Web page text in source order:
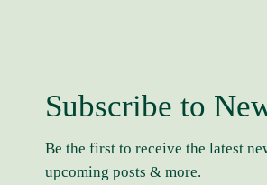
Subscribe to
Be the first to receive the latest
upcoming posts & more.